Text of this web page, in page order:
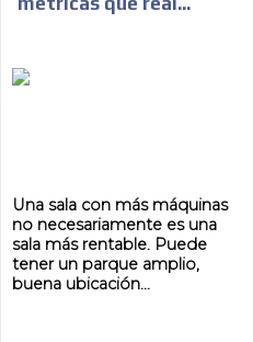
Una sala con más máquinas
no necesariamente es una
sala más rentable. Puede
tener un parque amplio,
buena ubicación...